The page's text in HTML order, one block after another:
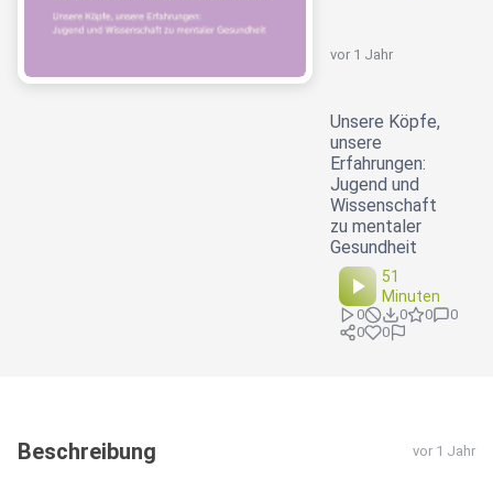
vor 1 Jahr
Unsere Köpfe,
unsere
Erfahrungen:
Jugend und
Wissenschaft
zu mentaler
Gesundheit
51
Minuten
0 0 0
0
0
0
Beschreibung vor 1 Jahr